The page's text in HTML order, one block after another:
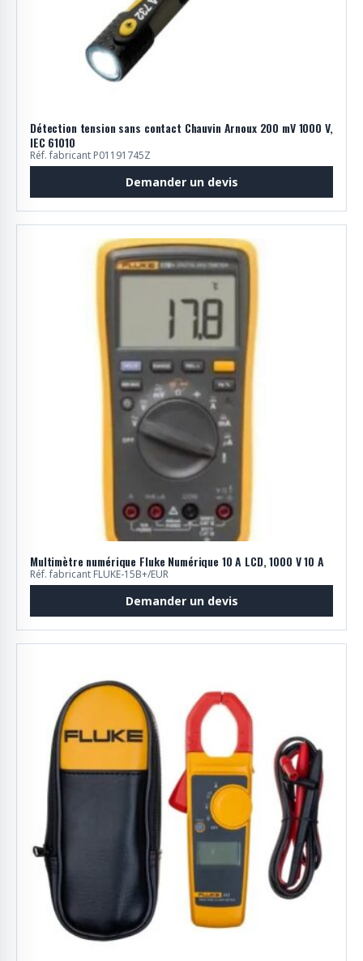
Détection tension sans contact Chauvin Arnoux 200 mV 1000 V,
IEC 61010
Réf. fabricant P01191745Z
Demander un devis
Multimètre numérique Fluke Numérique 10 A LCD, 1000 V 10 A
Réf. fabricant FLUKE-15B+/EUR
Demander un devis